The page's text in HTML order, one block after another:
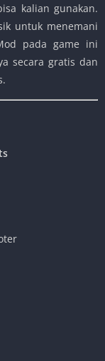
kalian gunakan.
untuk menemani
pada game ini
secara gratis dan